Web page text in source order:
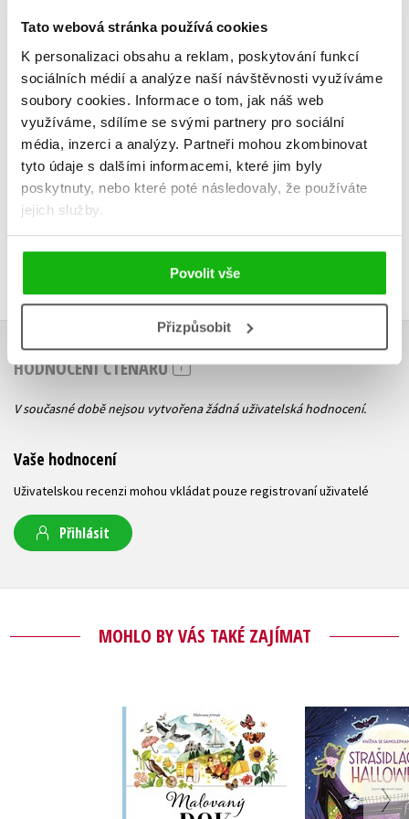
Tato webová stránka používá cookies
K personalizaci obsahu a reklam, poskytování funkcí
sociálních médií a analýze naší návštěvnosti využíváme
soubory cookies. Informace o tom, jak náš web
využíváme, sdílíme se svými partnery pro sociální
média, inzerci a analýzy. Partneři mohou zkombinovat
tyto údaje s dalšími informacemi, které jim byly
poskytnuty, nebo které poté následovaly, že používáte
jejich služby.
Povolit vše
Přizpůsobit
Do košíku
349 Kč
279 Kč
HODNOCENÍ ČTENÁŘŮ
V současné době nejsou vytvořena žádná uživatelská hodnocení.
Vaše hodnocení
Uživatelskou recenzi mohou vkládat pouze registrovaní uživatelé
Přihlásit
MOHLO BY VÁS TAKÉ ZAJÍMAT
Malovaný rok
Jana Sedláčková Jana